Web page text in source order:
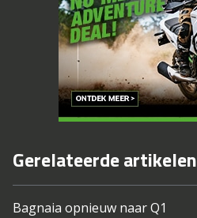
Gerelateerde artikelen
Bagnaia opnieuw naar Q1